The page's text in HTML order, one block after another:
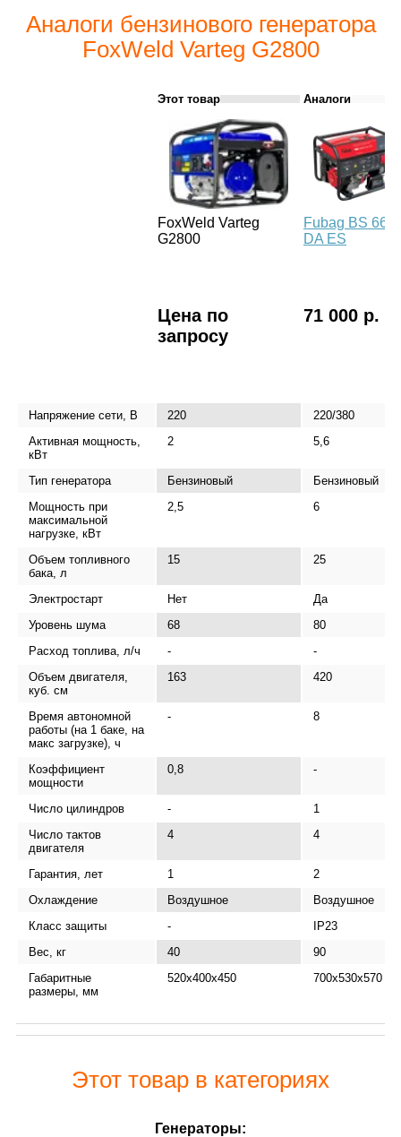
Аналоги бензинового генератора
FoxWeld Varteg G2800
Этот товар Аналоги
FoxWeld Varteg
G2800
Fubag BS
DA ES
Цена по
запросу
71 000 р.
Напряжение сети, В 220
220/380
Активная мощность,
кВт
2 5,6
Тип генератора Бензиновый
Бензиновый
Мощность при
максимальной
нагрузке, кВт
2,5 6
Объем топливного
бака, л
15 25
Электростарт Нет
Да
Уровень шума
68
80
Расход топлива, л/ч
-
-
Объем двигателя,
куб. см
163 420
Время автономной
работы (на 1 баке, на
макс загрузке), ч
- 8
Коэффициент
мощности
0,8 -
Число цилиндров -
1
Число тактов
двигателя
4 4
Гарантия, лет 1
2
Охлаждение
Воздушное
Воздушное
Класс защиты
-
IP23
Вес, кг
40
90
Габаритные
размеры, мм
520x400x450 700х530х570
Этот товар в категориях
Генераторы: